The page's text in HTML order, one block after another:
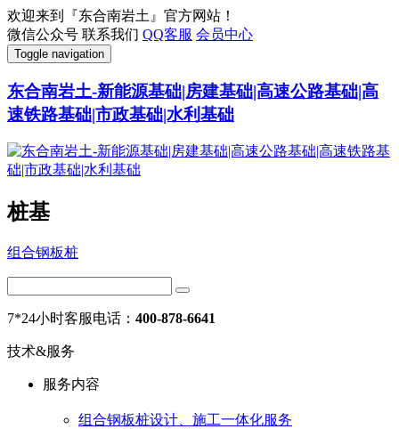
欢迎来到『东合南岩土』官方网站！
微信公众号 联系我们 QQ客服 会员中心
Toggle navigation
东合南岩土-新能源基础|房建基础|高速公路基础|高
速铁路基础|市政基础|水利基础
桩基
组合钢板桩
7*24小时客服电话： 400-878-6641
技术&服务
服务内容
组合钢板桩设计、施工一体化服务